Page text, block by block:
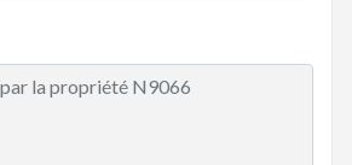
conçue pour tirer le meilleur parti de
grâce à de grandes fenêtres qui